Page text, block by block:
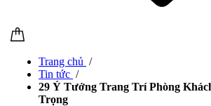
Trang chủ /
Tin tức /
29 Ý Tưởng Trang Trí Phòng
Trọng